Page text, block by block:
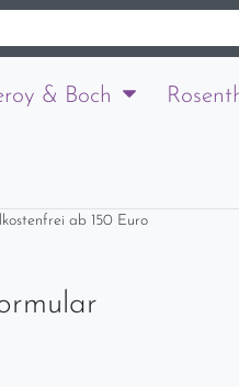
& Boch
ab 150 Euro